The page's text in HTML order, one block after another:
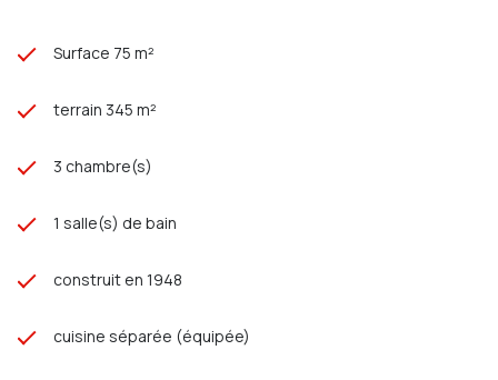
Surface 75 m²
terrain 345 m²
3 chambre(s)
1 salle(s) de bain
construit en 1948
cuisine séparée (équipée)